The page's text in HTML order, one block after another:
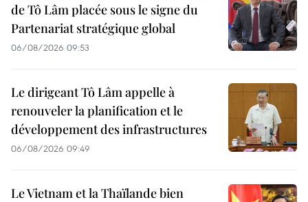
de Tô Lâm placée sous le signe du
Partenariat stratégique global
06/08/2026 09:53
Le dirigeant Tô Lâm appelle à
renouveler la planification et le
développement des infrastructures
06/08/2026 09:49
Le Vietnam et la Thaïlande bien